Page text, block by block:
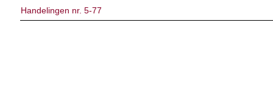
Handelingen nr. 5-77